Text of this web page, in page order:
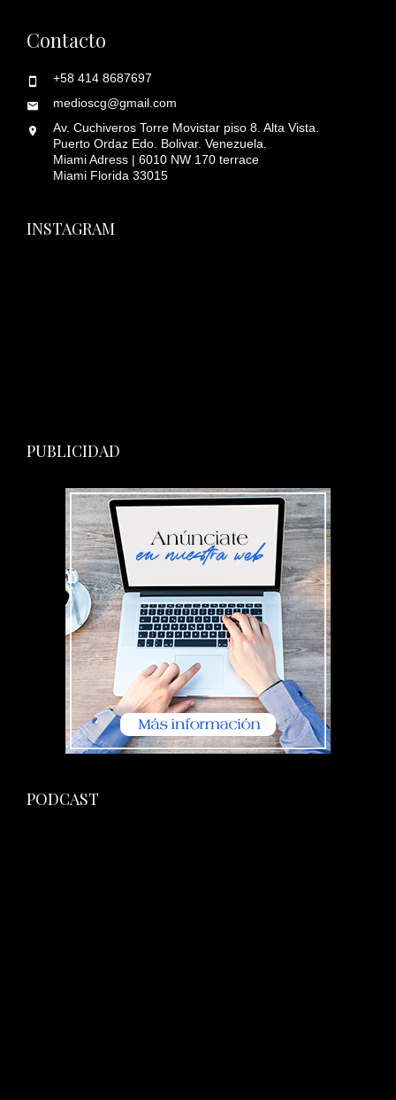
Contacto
+58 414 8687697
medioscg@gmail.com
Av. Cuchiveros Torre Movistar piso 8. Alta Vista.
Puerto Ordaz Edo. Bolivar. Venezuela.
Miami Adress | 6010 NW 170 terrace
Miami Florida 33015
INSTAGRAM
PUBLICIDAD
PODCAST